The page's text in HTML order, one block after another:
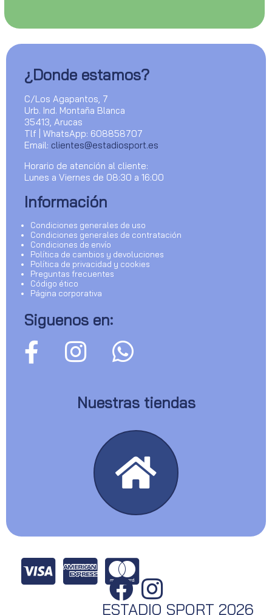
¿Donde estamos?
C/Los Agapantos, 7
Urb. Ind. Montaña Blanca
35413, Arucas
Tlf | WhatsApp: 608858707
Email: clientes@estadiosport.es
Horario de atención al cliente:
Lunes a Viernes de 08:30 a 16:00
Información
Condiciones generales de uso
Condiciones generales de contratación
Condiciones de envío
Política de cambios y devoluciones
Política de privacidad y cookies
Preguntas frecuentes
Código ético
Página corporativa
Siguenos en:
Nuestras tiendas
ESTADIO SPORT 2026